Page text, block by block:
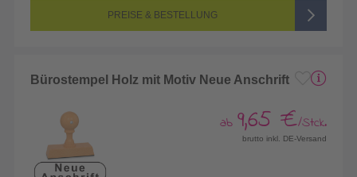
PREISE & BESTELLUNG
Bürostempel Holz mit Motiv Neue Anschrift
ab 9,65 €/Stck.
brutto inkl. DE-Versand